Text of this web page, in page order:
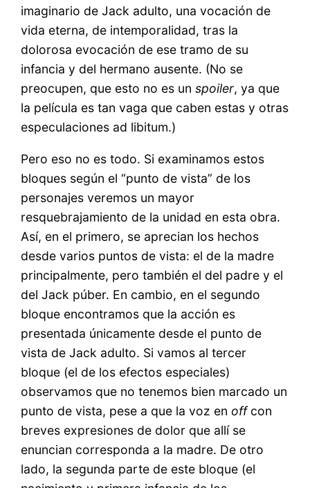
imaginario de Jack adulto, una vocación de
vida eterna, de intemporalidad, tras la
dolorosa evocación de ese tramo de su
infancia y del hermano ausente. (No se
preocupen, que esto no es unspoiler, ya que
la película es tan vaga que caben estas y otras
especulaciones ad libitum.)
Pero eso no es todo. Si examinamos estos
bloques según el “punto de vista” de los
personajes veremos un mayor
resquebrajamiento de la unidad en esta obra.
Así, en el primero, se aprecian los hechos
desde varios puntos de vista: el de la madre
principalmente, pero también el del padre y el
del Jack púber. En cambio, en el segundo
bloque encontramos que la acción es
presentada únicamente desde el punto de
vista de Jack adulto. Si vamos al tercer
bloque (el de los efectos especiales)
observamos que no tenemos bien marcado un
punto de vista, pese a que la voz enoffcon
breves expresiones de dolor que allí se
enuncian corresponda a la madre. De otro
lado, la segunda parte de este bloque (el